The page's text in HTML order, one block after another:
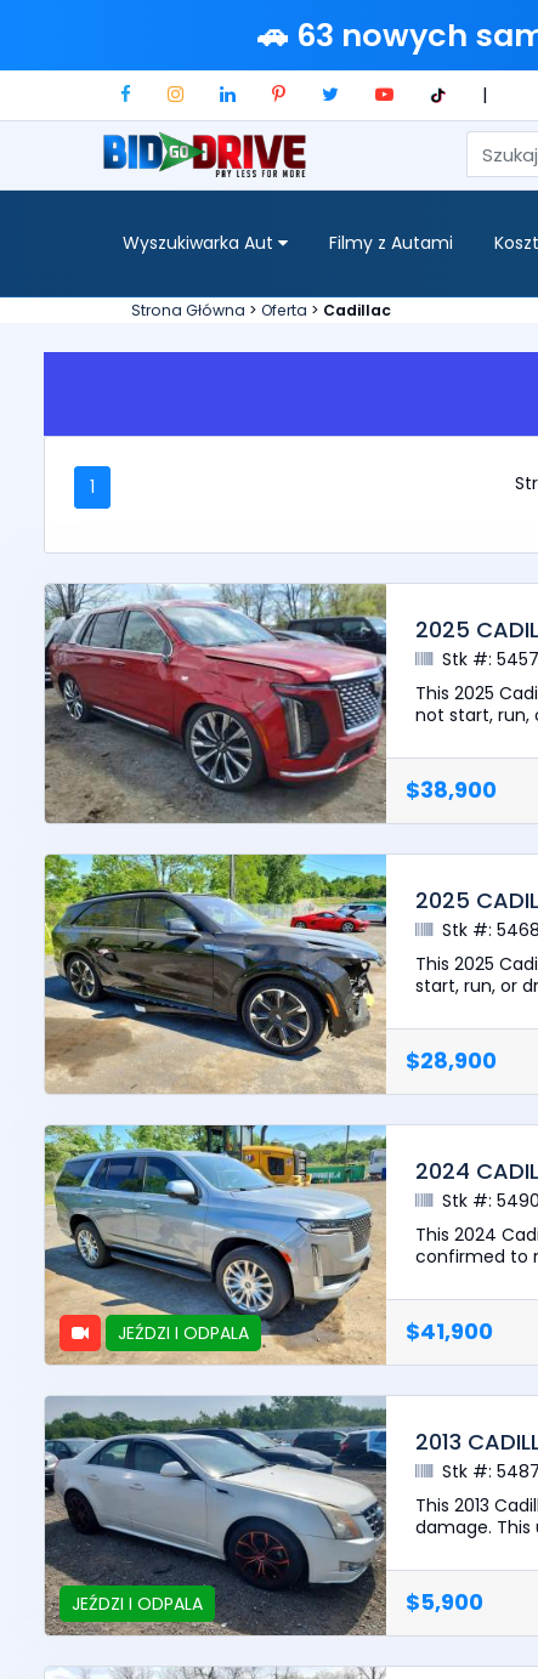
🚗 63 nowych
|
Wyszukiwarka Aut Filmy z Autami
Strona Główna > Oferta > Cadillac
1
2025
Stk #:
This 2025
not start, run,
$38,900
2025
Stk #:
This 2025
start, run, or
$28,900
JEŹDZI I ODPALA
2024
Stk #:
This 2024
confirmed to
$41,900
JEŹDZI I ODPALA
2013
Stk #:
This 2013
damage.
$5,900